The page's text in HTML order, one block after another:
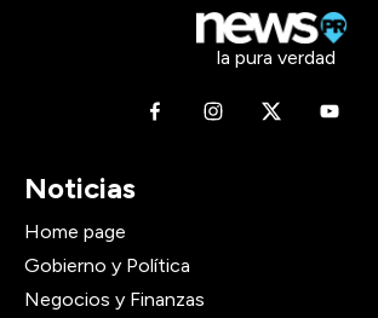
la pura verdad
Noticias
Home page
Gobierno y Política
Negocios y Finanzas